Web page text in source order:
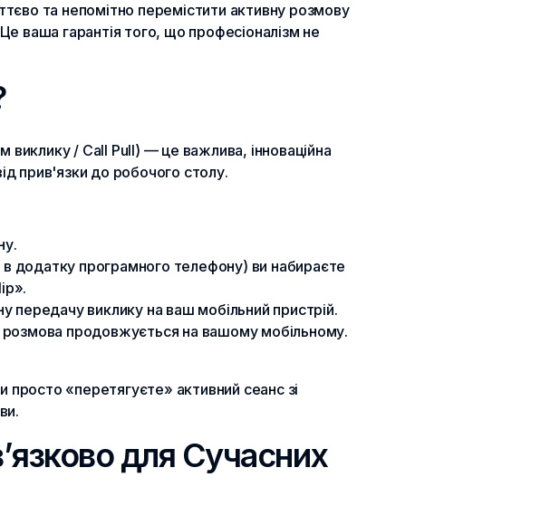
та непомітно перемістити активну розмову
ваша гарантія того, що професіоналізм не
виклику / Call Pull) — це важлива, інноваційна
прив'язки до робочого столу.
додатку програмного телефону) ви набираєте
передачу виклику на ваш мобільний пристрій.
розмова продовжується на вашому мобільному.
«перетягуєте» активний сеанс зі
для Сучасних